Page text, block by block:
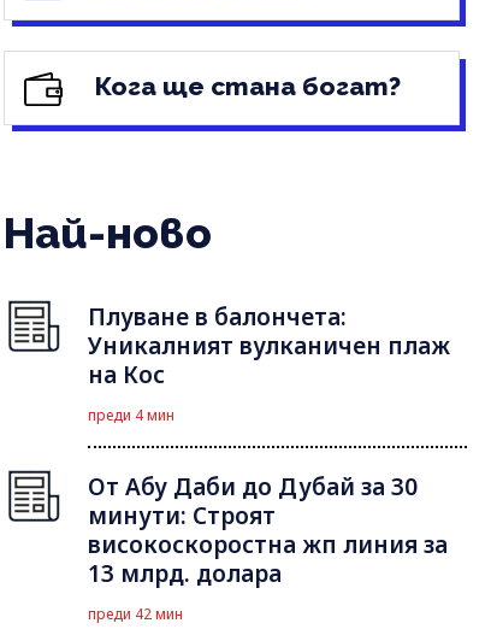
Кога ще стана богат?
Най-ново
Плуване в балончета:
Уникалният вулканичен плаж
на Кос
преди 4 мин
От Абу Даби до Дубай за 30
минути: Строят
високоскоростна жп линия за
13 млрд. долара
преди 42 мин